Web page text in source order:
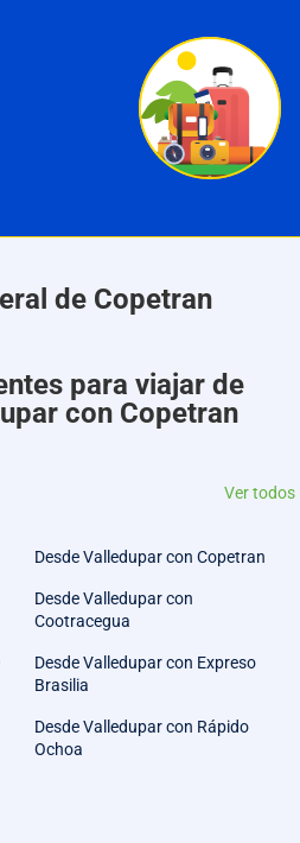
de Copetran
para viajar de
con Copetran
Ver todos
Desde Valledupar con Copetran
Desde Valledupar con
Cootracegua
Desde Valledupar con Expreso
Brasilia
Desde Valledupar con Rápido
Ochoa